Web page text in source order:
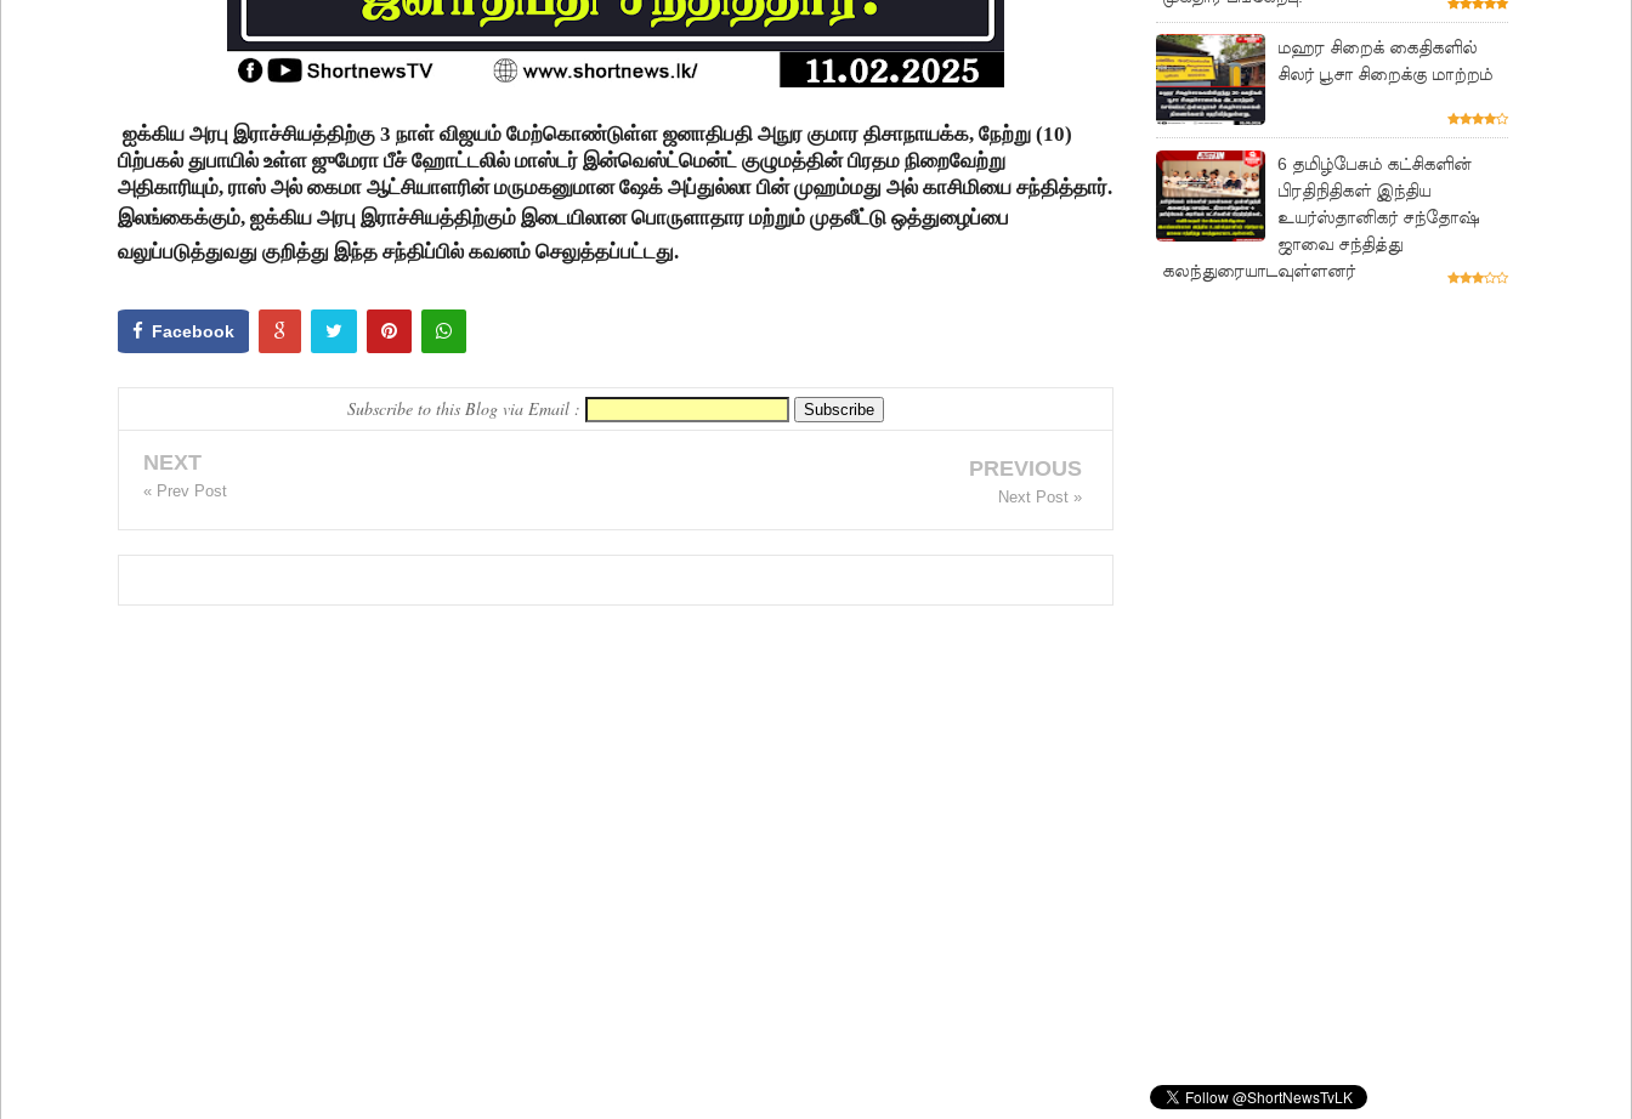
ஐக்கிய அரபு இராச்சியத்திற்கு 3 நாள் விஜயம் மேற்கொண்டுள்ள ஜனாதிபதி அநுர குமார திசாநாயக்க, நேற்று (10)
பிற்பகல் துபாயில் உள்ள ஜுமேரா பீச் ஹோட்டலில் மாஸ்டர் இன்வெஸ்ட்மென்ட் குழுமத்தின் பிரதம நிறைவேற்று
அதிகாரியும், ராஸ் அல் கைமா ஆட்சியாளரின் மருமகனுமான ஷேக் அப்துல்லா பின் முஹம்மது அல் காசிமியை சந்தித்தார்.
இலங்கைக்கும், ஐக்கிய அரபு இராச்சியத்திற்கும் இடையிலான பொருளாதார மற்றும் முதலீட்டு ஒத்துழைப்பை
வலுப்படுத்துவது குறித்து இந்த சந்திப்பில் கவனம் செலுத்தப்பட்டது.
Facebook
Subscribe to this Blog via Email :
NEXT
« Prev Post
PREVIOUS
Next Post »
மஹர சிறைக் கைதிகளில்
சிலர் பூசா சிறைக்கு மாற்றம்
6 தமிழ்பேசும் கட்சிகளின்
பிரதிநிதிகள் இந்திய
உயர்ஸ்தானிகர் சந்தோஷ்
ஜாவை சந்தித்து
கலந்துரையாடவுள்ளனர்